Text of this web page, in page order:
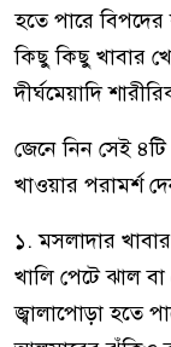
হতে পারে
কিছু কিছু খাবার
দীর্ঘমেয়াদি
জেনে নিন সেই
খাওয়ার পরামর্শ
১. মসলাদার খাবার
খালি পেটে ঝাল
জ্বালাপোড়া হতে